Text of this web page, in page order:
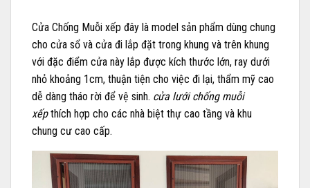
Cửa Chống Muỗi xếp đây là model sản phẩm dùng chung
cho cửa sổ và cửa đi lắp đặt trong khung và trên khung
với đặc điểm cửa này lắp được kích thước lớn, ray dưới
nhỏ khoảng 1cm, thuận tiện cho việc đi lại, thẩm mỹ cao
dễ dàng tháo rời để vệ sinh. cửa lưới chống muỗi
xếpthích hợp cho các nhà biệt thự cao tầng và khu
chung cư cao cấp.